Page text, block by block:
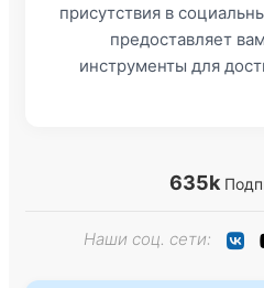
присутствия в
предоставляет
инструменты для
635k
Наши соц. сети: